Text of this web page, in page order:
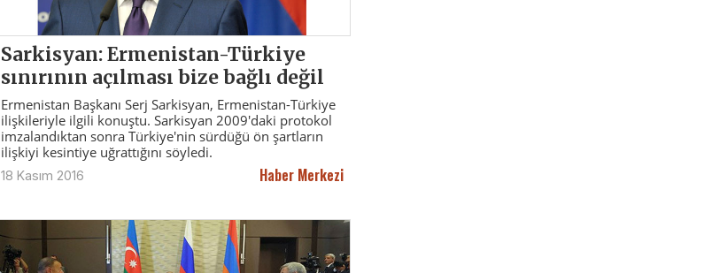
Sarkisyan: Ermenistan-Türkiye
sınırının açılması bize bağlı değil
Ermenistan Başkanı Serj Sarkisyan, Ermenistan-Türkiye
ilişkileriyle ilgili konuştu. Sarkisyan 2009'daki protokol
imzalandıktan sonra Türkiye'nin sürdüğü ön şartların
ilişkiyi kesintiye uğrattığını söyledi.
18 Kasım 2016 Haber Merkezi